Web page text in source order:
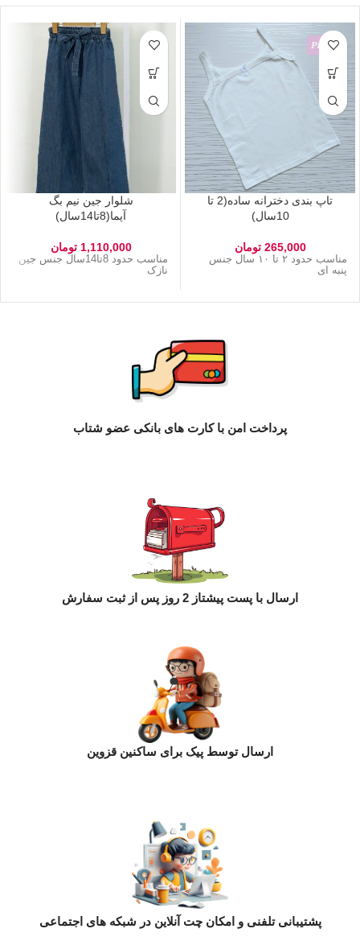
تاپ بندی دخترانه ساده(2 تا
10سال)
265,000 تومان
مناسب حدود ۲ تا ۱۰ سال جنس
پنبه ای
شلوار جین نیم بگ
آیما(8تا14سال)
1,110,000 تومان
مناسب حدود 8تا14سال جنس جین
نازک
پرداخت امن با کارت های بانکی عضو شتاب
ارسال با پست پیشتاز 2 روز پس از ثبت سفارش
ارسال توسط پیک برای ساکنین قزوین
پشتیبانی تلفنی و امکان چت آنلاین در شبکه های اجتماعی